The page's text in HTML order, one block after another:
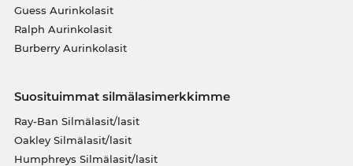
Guess Aurinkolasit
Ralph Aurinkolasit
Burberry Aurinkolasit
Suosituimmat silmälasimerkkimme
Ray-Ban Silmälasit/lasit
Oakley Silmälasit/lasit
Humphreys Silmälasit/lasit